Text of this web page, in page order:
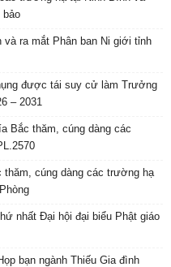
bảo
và ra mắt Phân ban Ni giới tỉnh
được tái suy cử làm Trưởng
– 2031
Bắc thăm, cúng dàng các
cúng dàng các trường hạ
nhất Đại hội đại biểu Phật giáo
bạn ngành Thiếu Gia đình